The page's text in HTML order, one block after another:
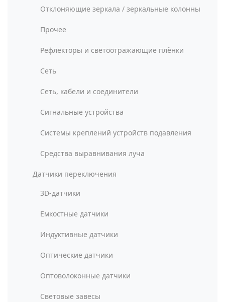
Отклоняющие зеркала / зеркальные колонны
Прочее
Рефлекторы и светоотражающие плёнки
Сеть
Сеть, кабели и соединители
Сигнальные устройства
Системы креплений устройств подавления
Средства выравнивания луча
Датчики переключения
3D-датчики
Емкостные датчики
Индуктивные датчики
Оптические датчики
Оптоволоконные датчики
Световые завесы